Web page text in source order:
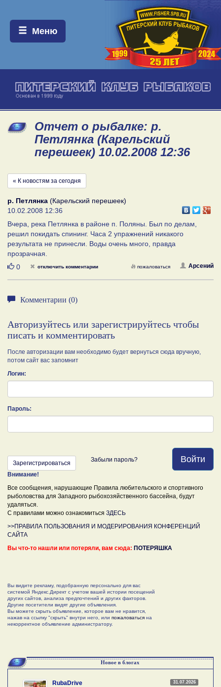
Меню:
Меню
Отчет о рыбалке: р.
Петлянка (Карельский
перешеек) 10.02.2008 12:36
« К новостям за сегодня
р. Петлянка (Карельский перешеек)
10.02.2008 12:36
Вчера, река Петлянка в районе п. Поляны. Был по делам,
решил покидать спининг. Часа 2 упражнений никакого
результата не принесли. Воды очень много, правда
прозрачная.
Нравится
0 отключить комментарии Арсений
пожаловаться
Комментарии (0)
Авторизуйтесь или зарегистрируйтесь чтобы
писать и комментировать
После авторизации вам необходимо будет вернуться сюда вручную,
потом сайт вас запомнит
Логин:
Пароль:
Войти
Зарегистрироваться Забыли пароль?
Внимание!
Все сообщения, нарушающие Правила любительского и спортивного
рыболовства для Западного рыбохозяйственного бассейна, будут
удаляться.
С правилами можно ознакомиться ЗДЕСЬ
>>ПРАВИЛА ПОЛЬЗОВАНИЯ И МОДЕРИРОВАНИЯ КОНФЕРЕНЦИЙ
САЙТА
Вы что-то нашли или потеряли, вам сюда: ПОТЕРЯШКА
Вы видите рекламу, подобранную персонально для вас
системой Яндекс.Директ с учетом вашей истории посещений
других сайтов, анализа предпочтений и других факторов.
Другие посетители видят другие объявления.
Вы можете скрыть объявление, которое вам не нравится,
нажав на ссылку "скрыть" внутри него, или пожаловаться на
некорректное объявление администратору.
Новое в блогах
31.07.2026
RubaDrive